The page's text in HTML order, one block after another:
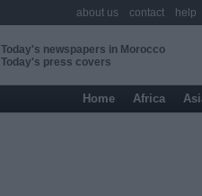
Today's newspapers in Morocco
Today's press covers
Home Africa
about us contact help